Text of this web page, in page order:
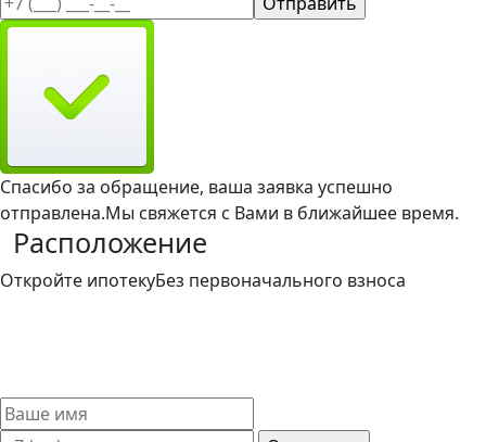
Спасибо за обращение, ваша заявка успешно
отправлена.Мы свяжется с Вами в ближайшее время.
Расположение
Откройте ипотекуБез первоначального взноса